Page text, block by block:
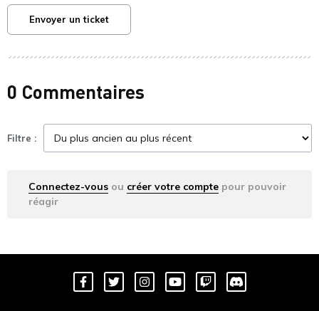
Envoyer un ticket
0 Commentaires
Filtre :
Connectez-vous ou créer votre compte pour pouvoir
réagir